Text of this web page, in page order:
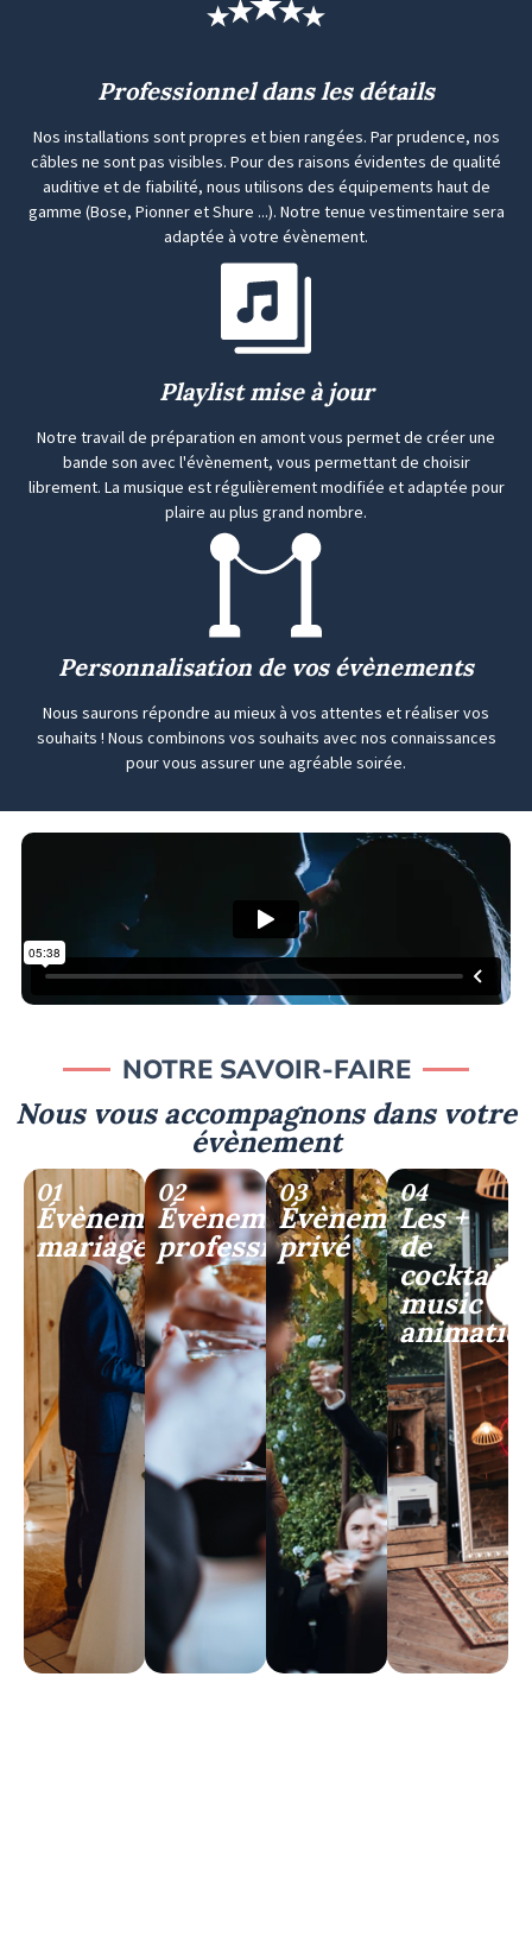
Professionnel dans les détails
Nos installations sont propres et bien rangées. Par prudence, nos
câbles ne sont pas visibles. Pour des raisons évidentes de qualité
auditive et de fiabilité, nous utilisons des équipements haut de
gamme (Bose, Pionner et Shure ...). Notre tenue vestimentaire sera
adaptée à votre évènement.
Playlist mise à jour
Notre travail de préparation en amont vous permet de créer une
bande son avec l'évènement, vous permettant de choisir
librement. La musique est régulièrement modifiée et adaptée pour
plaire au plus grand nombre.
Personnalisation de vos évènements
Nous saurons répondre au mieux à vos attentes et réaliser vos
souhaits ! Nous combinons vos souhaits avec nos connaissances
pour vous assurer une agréable soirée.
NOTRE SAVOIR-FAIRE
Nous vous accompagnons dans votre
évènement
01
Évènement
mariage
02
Évènement
professionnel
03
Évènement
privé
04
Les +
de
cocktail
music